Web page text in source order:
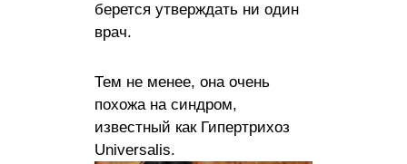
берется утверждать ни один
врач.
Тем не менее, она очень
похожа на синдром,
известный как Гипертрихоз
Universalis.